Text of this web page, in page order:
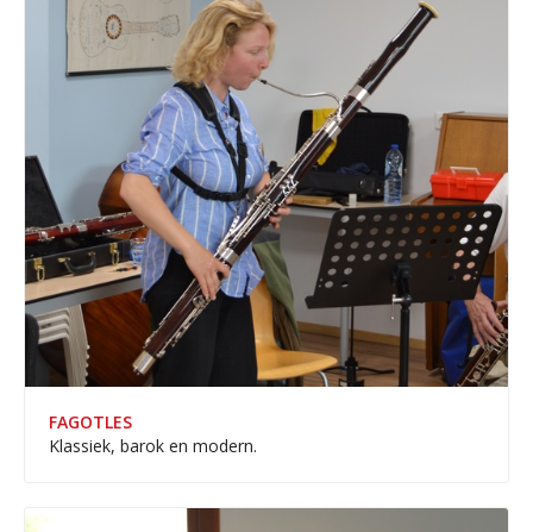
FAGOTLES
Klassiek, barok en modern.